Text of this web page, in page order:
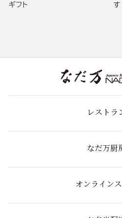
ギフト
す
レストラ
なだ万厨
オンライン